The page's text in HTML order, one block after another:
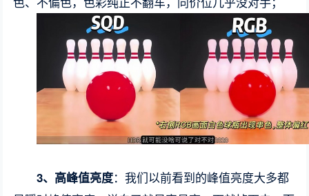
3、高峰值亮度：我们以前看到的峰值亮度大多都